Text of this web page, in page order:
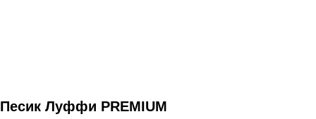
Песик Луффи PREMIUM